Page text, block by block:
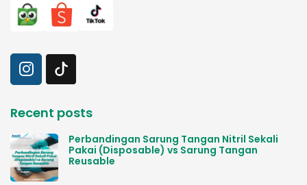
Recent posts
Perbandingan Sarung Tangan Nitril Sekali
Pakai (Disposable) vs Sarung Tangan
Reusable